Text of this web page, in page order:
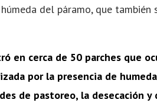
del páramo, que también
en cerca de 50 parches que
por la presencia de
de pastoreo, la desecación y